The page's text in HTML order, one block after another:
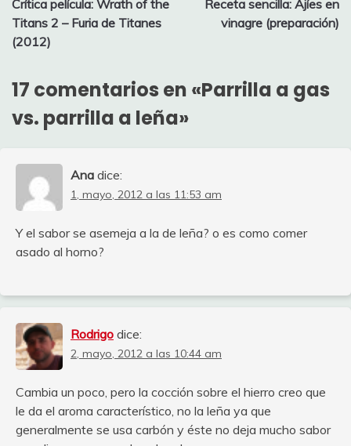
de
entradas
Crítica película: Wrath of the
Titans 2 – Furia de Titanes
(2012)
Receta sencilla: Ajíes en
vinagre (preparación)
17 comentarios en «Parrilla a gas
vs. parrilla a leña»
Ana dice:
1, mayo, 2012 a las 11:53 am
Y el sabor se asemeja a la de leña? o es como comer
asado al horno?
Rodrigo dice:
2, mayo, 2012 a las 10:44 am
Cambia un poco, pero la cocción sobre el hierro creo que
le da el aroma característico, no la leña ya que
generalmente se usa carbón y éste no deja mucho sabor